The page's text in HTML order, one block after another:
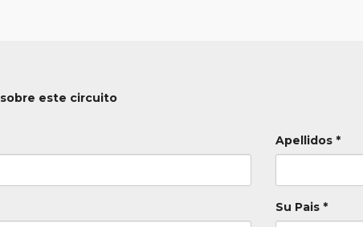
este circuito
Apellidos *
Su Pais *